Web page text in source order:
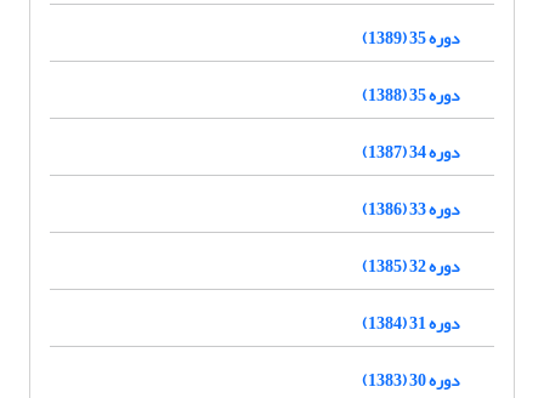
دوره 35 (1389)
دوره 35 (1388)
دوره 34 (1387)
دوره 33 (1386)
دوره 32 (1385)
دوره 31 (1384)
دوره 30 (1383)